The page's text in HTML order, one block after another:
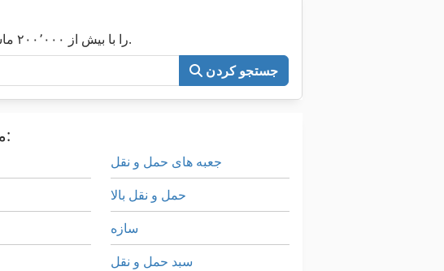
اکنون کل Machineseeker را با بیش از ۲۰۰٬۰۰۰ ماشین مستعمل جستجو کنید.
جستجو کردن
محبوب‌ترین نام‌های ماشین‌آلات را مرور کنید:
جعبه های حمل و نقل
حمل و نقل بالا
سازه
سبد حمل و نقل